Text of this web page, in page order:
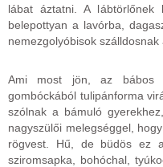
lábat áztatni. A lábtörlőnek
belepottyan a lavórba,
nemezgolyóbisok szálldosnak
Ami most jön, az bábos
gombóckából tulipánforma
szólnak a bámuló
nagyszülői melegséggel,
rögvest. Hű, de büdös ez
sziromsapka, bohóchal,